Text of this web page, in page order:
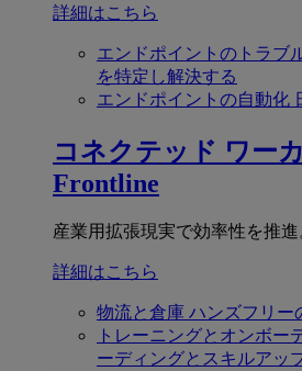
詳細はこちら
エンドポイントのトラブ
を特定し解決する
エンドポイントの自動化
コネクテッド ワー
Frontline
産業用拡張現実で効率性を推進
詳細はこちら
物流と倉庫 ハンズフリー
トレーニングとオンボー
ーディングとスキルアッ